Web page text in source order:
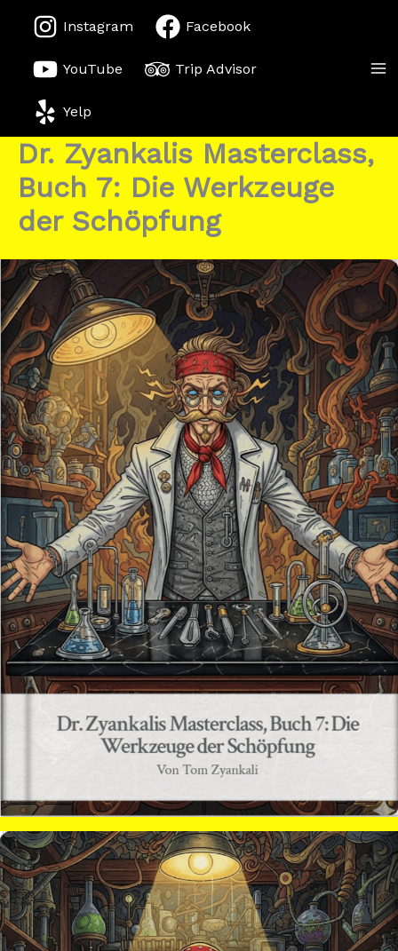
Inhalt
springen
Instagram Facebook
YouTube Trip Advisor
Yelp
Dr. Zyankalis Masterclass,
Buch 7: Die Werkzeuge
der Schöpfung